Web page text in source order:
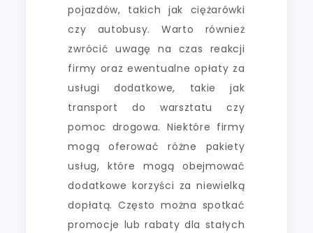
pojazdów, takich jak ciężarówki
czy autobusy. Warto również
zwrócić uwagę na czas reakcji
firmy oraz ewentualne opłaty za
usługi dodatkowe, takie jak
transport do warsztatu czy
pomoc drogowa. Niektóre firmy
mogą oferować różne pakiety
usług, które mogą obejmować
dodatkowe korzyści za niewielką
dopłatą. Często można spotkać
promocje lub rabaty dla stałych